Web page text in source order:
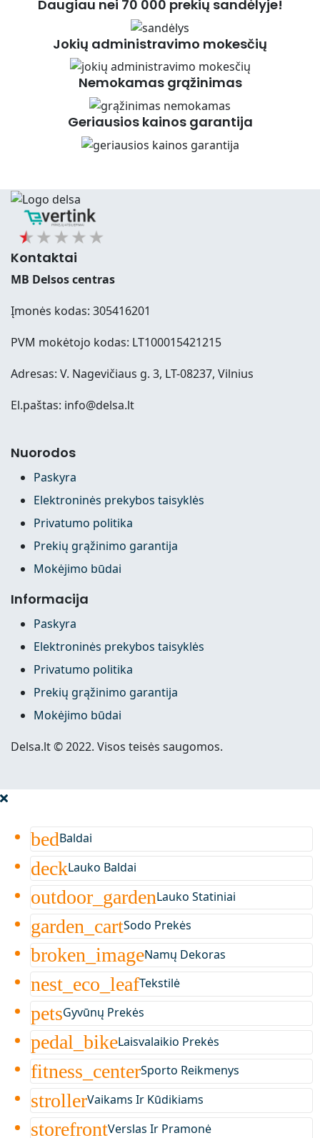
Daugiau nei 70 000 prekių sandėlyje!
Jokių administravimo mokesčių
Nemokamas grąžinimas
Geriausios kainos garantija
Kontaktai
MB Delsos centras
Įmonės kodas: 305416201
PVM mokėtojo kodas: LT100015421215
Adresas: V. Nagevičiaus g. 3, LT-08237, Vilnius
El.paštas: info@delsa.lt
Nuorodos
Paskyra
Elektroninės prekybos taisyklės
Privatumo politika
Prekių grąžinimo garantija
Mokėjimo būdai
Informacija
Paskyra
Elektroninės prekybos taisyklės
Privatumo politika
Prekių grąžinimo garantija
Mokėjimo būdai
Delsa.lt © 2022. Visos teisės saugomos.
bedBaldai
deckLauko Baldai
outdoor_gardenLauko Statiniai
garden_cartSodo Prekės
broken_imageNamų Dekoras
nest_eco_leafTekstilė
petsGyvūnų Prekės
pedal_bikeLaisvalaikio Prekės
fitness_centerSporto Reikmenys
strollerVaikams Ir Kūdikiams
storefrontVerslas Ir Pramonė